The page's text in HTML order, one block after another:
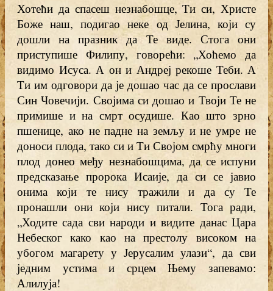
Хотећи да спасеш незнабошце, Ти си, Христе
Боже наш, подигао неке од Јелина, који су
дошли на празник да Те виде. Стога они
приступише Филипу, говорећи: „Хоћемо да
видимо Исуса. А он и Андреј рекоше Теби. А
Ти им одговори да је дошао час да се прослави
Син Човечији. Својима си дошао и Твоји Те не
примише и на смрт осудише. Као што зрно
пшенице, ако не падне на земљу и не умре не
доноси плода, тако си и Ти Својом смрћу многи
плод донео међу незнабошцима, да се испуни
предсказање пророка Исаије, да си се јавио
онима који те нису тражили и да су Те
пронашли они који нису питали. Тога ради,
„Ходите сада сви народи и видите данас Цара
Небеског како као на престолу високом на
убогом магарету у Јерусалим улази“, да сви
једним устима и срцем Њему запевамо:
Алилуја!